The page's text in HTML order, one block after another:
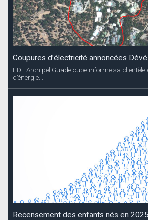
Coupures d’électricité annoncées Dévé
EDF Archipel Guadeloupe informe sa
d’énergie...
Recensement des enfants nés en 2025